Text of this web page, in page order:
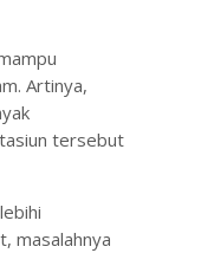
Artinya,
tersebut
masalahnya